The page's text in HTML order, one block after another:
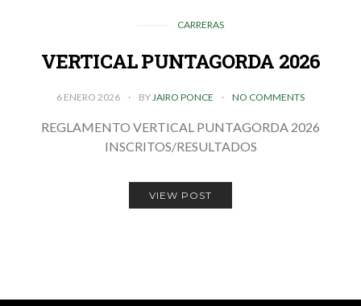
CARRERAS
VERTICAL PUNTAGORDA 2026
6 ENERO 2026 BY JAIRO PONCE NO COMMENTS
REGLAMENTO VERTICAL PUNTAGORDA 2026
INSCRITOS/RESULTADOS
VIEW POST